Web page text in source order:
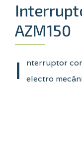
AZM150
I
nterruptor
electro